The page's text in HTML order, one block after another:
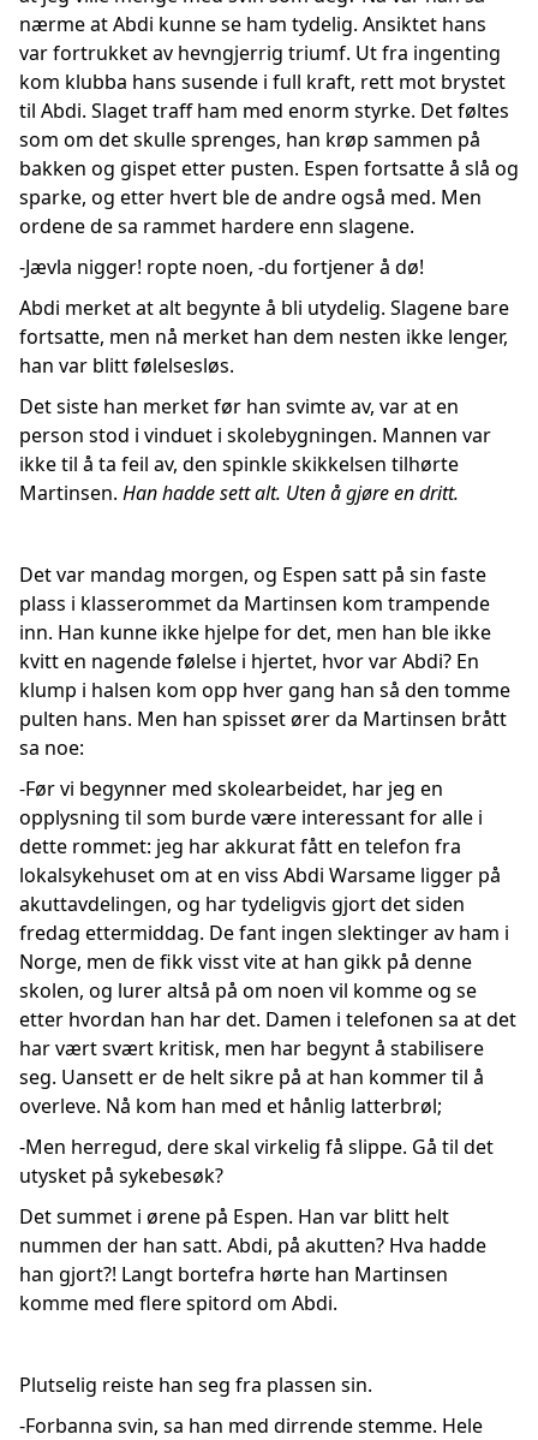
nærme at Abdi kunne se ham tydelig. Ansiktet hans
var fortrukket av hevngjerrig triumf. Ut fra ingenting
kom klubba hans susende i full kraft, rett mot brystet
til Abdi. Slaget traff ham med enorm styrke. Det føltes
som om det skulle sprenges, han krøp sammen på
bakken og gispet etter pusten. Espen fortsatte å slå og
sparke, og etter hvert ble de andre også med. Men
ordene de sa rammet hardere enn slagene.
-Jævla nigger! ropte noen, -du fortjener å dø!
Abdi merket at alt begynte å bli utydelig. Slagene bare
fortsatte, men nå merket han dem nesten ikke lenger,
han var blitt følelsesløs.
Det siste han merket før han svimte av, var at en
person stod i vinduet i skolebygningen. Mannen var
ikke til å ta feil av, den spinkle skikkelsen tilhørte
Martinsen. Han hadde sett alt. Uten å gjøre en dritt.
Det var mandag morgen, og Espen satt på sin faste
plass i klasserommet da Martinsen kom trampende
inn. Han kunne ikke hjelpe for det, men han ble ikke
kvitt en nagende følelse i hjertet, hvor var Abdi? En
klump i halsen kom opp hver gang han så den tomme
pulten hans. Men han spisset ører da Martinsen brått
sa noe:
-Før vi begynner med skolearbeidet, har jeg en
opplysning til som burde være interessant for alle i
dette rommet: jeg har akkurat fått en telefon fra
lokalsykehuset om at en viss Abdi Warsame ligger på
akuttavdelingen, og har tydeligvis gjort det siden
fredag ettermiddag. De fant ingen slektinger av ham i
Norge, men de fikk visst vite at han gikk på denne
skolen, og lurer altså på om noen vil komme og se
etter hvordan han har det. Damen i telefonen sa at det
har vært svært kritisk, men har begynt å stabilisere
seg. Uansett er de helt sikre på at han kommer til å
overleve. Nå kom han med et hånlig latterbrøl;
-Men herregud, dere skal virkelig få slippe. Gå til det
utysket på sykebesøk?
Det summet i ørene på Espen. Han var blitt helt
nummen der han satt. Abdi, på akutten? Hva hadde
han gjort?! Langt bortefra hørte han Martinsen
komme med flere spitord om Abdi.
Plutselig reiste han seg fra plassen sin.
-Forbanna svin, sa han med dirrende stemme. Hele